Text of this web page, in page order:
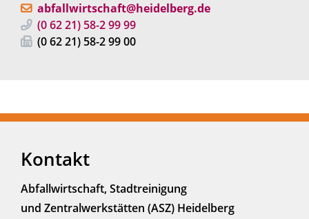
abfallwirtschaft@heidelberg.de
(06221) 58-29999
(06221) 58-29900
Kontakt
Abfallwirtschaft, Stadtreinigung
und Zentralwerkstätten (ASZ) Heidelberg